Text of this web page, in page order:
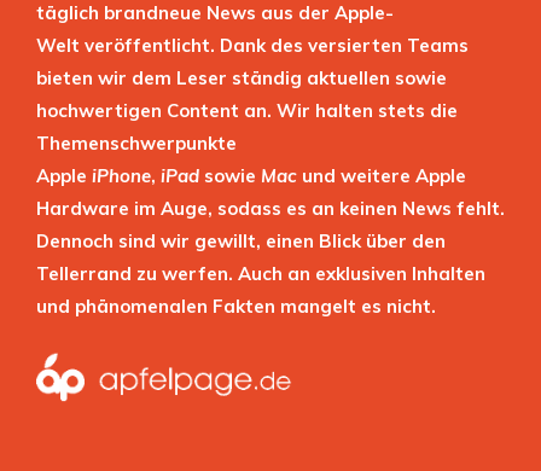
täglich brandneue News aus der Apple-
Welt veröffentlicht. Dank des versierten Teams
bieten wir dem Leser ständig aktuellen sowie
hochwertigen Content an. Wir halten stets die
Themenschwerpunkte
Apple iPhone, iPad sowie Mac und weitere Apple
Hardware im Auge, sodass es an keinen News fehlt.
Dennoch sind wir gewillt, einen Blick über den
Tellerrand zu werfen. Auch an exklusiven Inhalten
und phänomenalen Fakten mangelt es nicht.